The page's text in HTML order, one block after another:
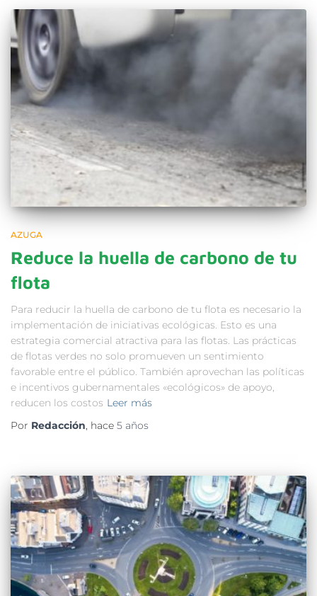
AZUGA
Reduce la huella de carbono de tu
flota
Para reducir la huella de carbono de tu flota es necesario la
implementación de iniciativas ecológicas. Esto es una
estrategia comercial atractiva para las flotas. Las prácticas
de flotas verdes no solo promueven un sentimiento
favorable entre el público. También aprovechan las políticas
e incentivos gubernamentales «ecológicos» de apoyo,
reducen los costos Leer más
Por Redacción, hace 5 años